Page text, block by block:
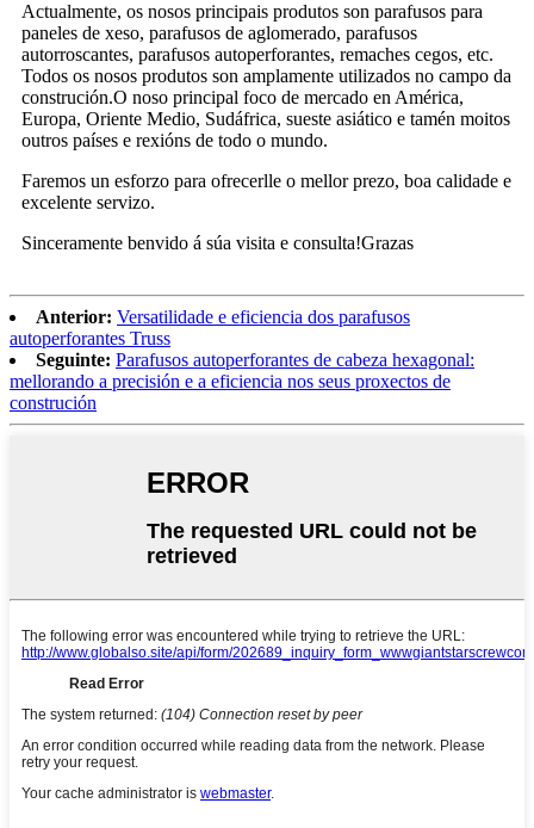
Actualmente, os nosos principais produtos son parafusos para
paneles de xeso, parafusos de aglomerado, parafusos
autorroscantes, parafusos autoperforantes, remaches cegos, etc.
Todos os nosos produtos son amplamente utilizados no campo da
construción.O noso principal foco de mercado en América,
Europa, Oriente Medio, Sudáfrica, sueste asiático e tamén moitos
outros países e rexións de todo o mundo.
Faremos un esforzo para ofrecerlle o mellor prezo, boa calidade e
excelente servizo.
Sinceramente benvido á súa visita e consulta!Grazas
Anterior: Versatilidade e eficiencia dos parafusos
autoperforantes Truss
Seguinte: Parafusos autoperforantes de cabeza hexagonal:
mellorando a precisión e a eficiencia nos seus proxectos de
construción